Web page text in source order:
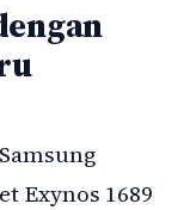
Exynos 1689